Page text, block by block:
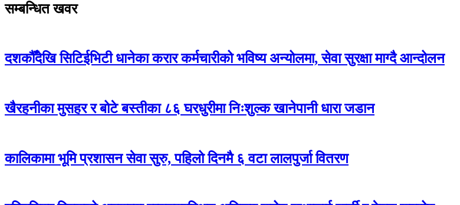
सम्बन्धित खवर
दशकौँदेखि सिटिईभिटी धानेका करार कर्मचारीको भविष्य अन्योलमा, सेवा सुरक्षा माग्दै आन्दोलन
खैरहनीका मुसहर र बोटे बस्तीका ८६ घरधुरीमा निःशुल्क खानेपानी धारा जडान
कालिकामा भूमि प्रशासन सेवा सुरु, पहिलो दिनमै ६ वटा लालपुर्जा वितरण